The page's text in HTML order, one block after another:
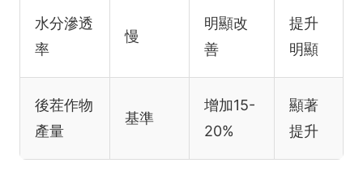
水分滲透
率
慢
明顯改
善
提升
明顯
後茬作物
產量
基準
增加15-
20%
顯著
提升